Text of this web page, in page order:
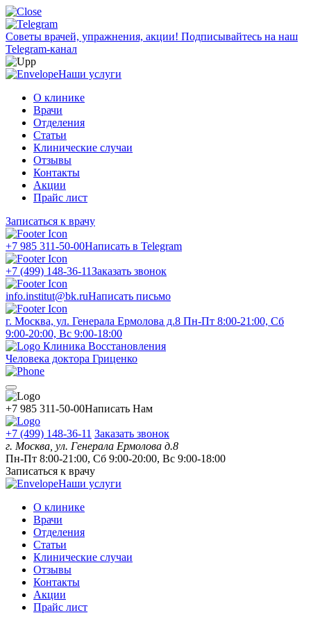
Советы врачей, упражнения, акции! Подписывайтесь на наш
Telegram-канал
Наши услуги
О клинике
Врачи
Отделения
Статьи
Клинические случаи
Отзывы
Контакты
Акции
Прайс лист
Записаться к врачу
+7 985 311-50-00Написать в Telegram
+7 (499) 148-36-11Заказать звонок
info.institut@bk.ruНаписать письмо
г. Москва, ул. Генерала Ермолова д.8 Пн-Пт 8:00-21:00, Сб
9:00-20:00, Вс 9:00-18:00
Клиника Восстановления
Человека доктора Гриценко
+7 985 311-50-00Написать Нам
+7 (499) 148-36-11 Заказать звонок
г. Москва, ул. Генерала Ермолова д.8
Пн-Пт 8:00-21:00, Сб 9:00-20:00, Вс 9:00-18:00
Записаться к врачу
Наши услуги
О клинике
Врачи
Отделения
Статьи
Клинические случаи
Отзывы
Контакты
Акции
Прайс лист